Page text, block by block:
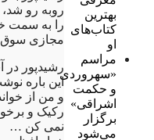
بهترین
کتاب‌های
او
مراسم
«سهروردی
و حکمت
اشراقی»
برگزار
می‌شود
روبه رو
را به سمت
مجازی سوق
رشیدپور در
این باره
و من از
رکیک و
نمی کن …